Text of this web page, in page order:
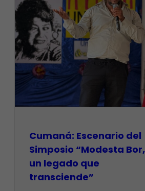
Cumaná: Escenario del
Simposio “Modesta Bor,
un legado que
transciende”